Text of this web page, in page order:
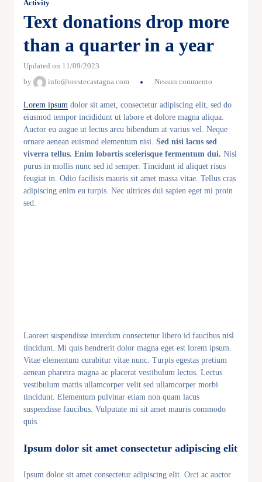
Activity
Text donations drop more
than a quarter in a year
Updated on 11/09/2023
by
info@orestecastagna.com Nessun commento
Lorem ipsum dolor sit amet, consectetur adipiscing elit, sed do
eiusmod tempor incididunt ut labore et dolore magna aliqua.
Auctor eu augue ut lectus arcu bibendum at varius vel. Neque
ornare aenean euismod elementum nisi. Sed nisi lacus sed
viverra tellus. Enim lobortis scelerisque fermentum dui. Nisl
purus in mollis nunc sed id semper. Tincidunt id aliquet risus
feugiat in. Odio facilisis mauris sit amet massa vitae. Tellus cras
adipiscing enim eu turpis. Nec ultrices dui sapien eget mi proin
sed.
Laoreet suspendisse interdum consectetur libero id faucibus nisl
tincidunt. Mi quis hendrerit dolor magna eget est lorem ipsum.
Vitae elementum curabitur vitae nunc. Turpis egestas pretium
aenean pharetra magna ac placerat vestibulum lectus. Lectus
vestibulum mattis ullamcorper velit sed ullamcorper morbi
tincidunt. Elementum pulvinar etiam non quam lacus
suspendisse faucibus. Vulputate mi sit amet mauris commodo
quis.
Ipsum dolor sit amet consectetur adipiscing elit
Ipsum dolor sit amet consectetur adipiscing elit. Orci ac auctor